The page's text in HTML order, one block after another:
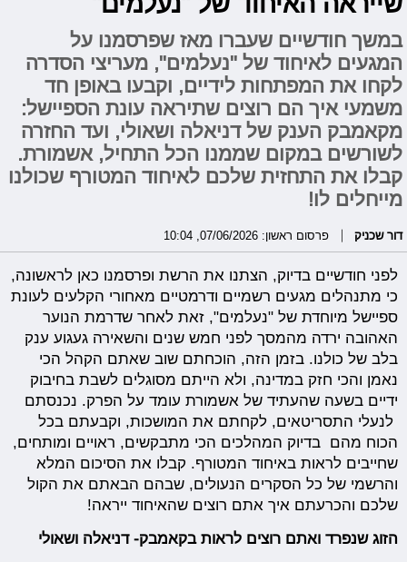
במשך חודשיים שעברו מאז שפרסמנו על
המגעים לאיחוד של "נעלמים", מעריצי הסדרה
לקחו את המפתחות לידיים, וקבעו באופן חד
משמעי איך הם רוצים שתיראה עונת הספיישל:
מקאמבק הענק של דניאלה ושאולי, ועד החזרה
לשורשים במקום שממנו הכל התחיל, אשמורת.
קבלו את התחזית שלכם לאיחוד המטורף שכולנו
מייחלים לו!
דור שכניק פרסום ראשון: 07/06/2026, 10:04
לפני חודשיים בדיוק, הצתנו את הרשת ופרסמנו כאן לראשונה,
כי מתנהלים מגעים רשמיים ודרמטיים מאחורי הקלעים לעונת
ספיישל מיוחדת של "נעלמים", זאת לאחר שדרמת הנוער
האהובה ירדה מהמסך לפני חמש שנים והשאירה געגוע ענק
בלב של כולנו. בזמן הזה, הוכחתם שוב שאתם הקהל הכי
נאמן והכי חזק במדינה, ולא הייתם מסוגלים לשבת בחיבוק
ידיים בשעה שהעתיד של אשמורת עומד על הפרק. נכנסתם
לנעלי התסריטאים, לקחתם את המושכות, וקבעתם בכל
הכוח מהם בדיוק המהלכים הכי מתבקשים, ראויים ומותחים,
שחייבים לראות באיחוד המטורף. קבלו את הסיכום המלא
והרשמי של כל הסקרים הנעולים, שבהם הבאתם את הקול
שלכם והכרעתם איך אתם רוצים שהאיחוד ייראה!
הזוג שנפרד ואתם רוצים לראות בקאמבק- דניאלה ושאולי